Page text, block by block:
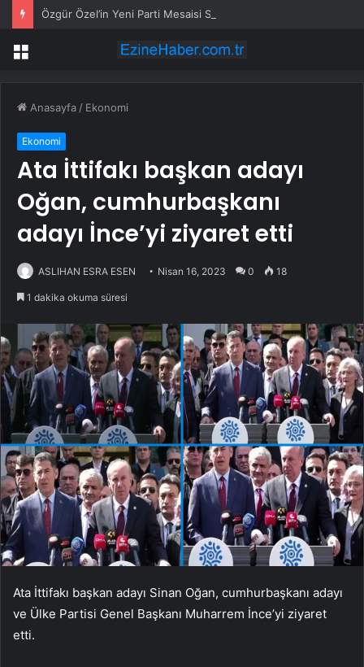
Menü
Anasayfa / Ekonomi
Ekonomi
Ata İttifakı başkan adayı
Oğan, cumhurbaşkanı
adayı İnce’yi ziyaret etti
ASLIHAN ESRA ESEN Nisan 16, 2023 0 18
1 dakika okuma süresi
Ata İttifakı başkan adayı Sinan Oğan, cumhurbaşkanı adayı
ve Ülke Partisi Genel Başkanı Muharrem İnce’yi ziyaret
etti.